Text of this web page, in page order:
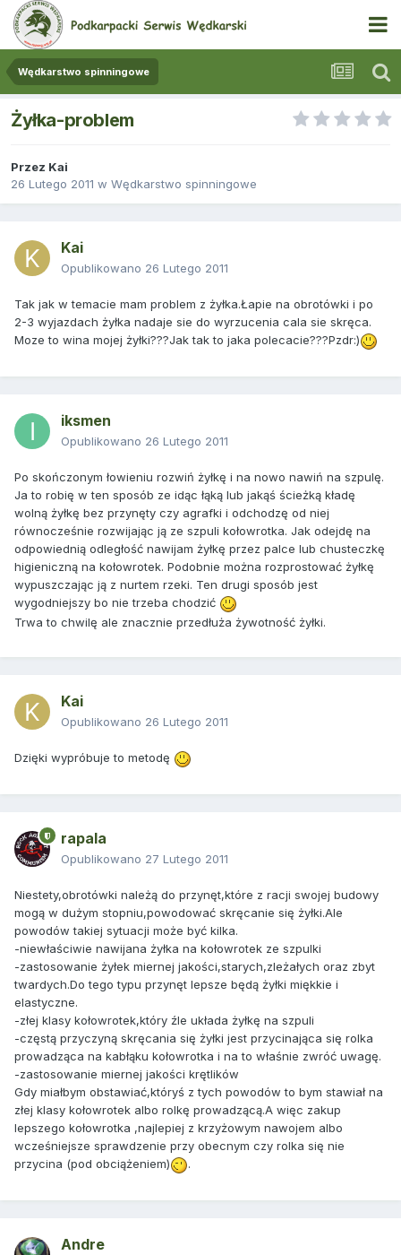
Wędkarstwo spinningowe
Żyłka-problem
Przez Kai
26 Lutego 2011 w Wędkarstwo spinningowe
Kai
Opublikowano 26 Lutego 2011
Tak jak w temacie mam problem z żyłka.Łapie na obrotówki i po
2-3 wyjazdach żyłka nadaje sie do wyrzucenia cala sie skręca.
Moze to wina mojej żyłki???Jak tak to jaka polecacie???Pzdr:)
iksmen
Opublikowano 26 Lutego 2011
Po skończonym łowieniu rozwiń żyłkę i na nowo nawiń na szpulę.
Ja to robię w ten sposób ze idąc łąką lub jakąś ścieżką kładę
wolną żyłkę bez przynęty czy agrafki i odchodzę od niej
równocześnie rozwijając ją ze szpuli kołowrotka. Jak odejdę na
odpowiednią odległość nawijam żyłkę przez palce lub chusteczkę
higieniczną na kołowrotek. Podobnie można rozprostować żyłkę
wypuszczając ją z nurtem rzeki. Ten drugi sposób jest
wygodniejszy bo nie trzeba chodzić
Trwa to chwilę ale znacznie przedłuża żywotność żyłki.
Kai
Opublikowano 26 Lutego 2011
Dzięki wypróbuje to metodę
rapala
Opublikowano 27 Lutego 2011
Niestety,obrotówki należą do przynęt,które z racji swojej budowy
mogą w dużym stopniu,powodować skręcanie się żyłki.Ale
powodów takiej sytuacji może być kilka.
-niewłaściwie nawijana żyłka na kołowrotek ze szpulki
-zastosowanie żyłek miernej jakości,starych,zleżałych oraz zbyt
twardych.Do tego typu przynęt lepsze będą żyłki miękkie i
elastyczne.
-złej klasy kołowrotek,który źle układa żyłkę na szpuli
-częstą przyczyną skręcania się żyłki jest przycinająca się rolka
prowadząca na kabłąku kołowrotka i na to właśnie zwróć uwagę.
-zastosowanie miernej jakości krętlików
Gdy miałbym obstawiać,któryś z tych powodów to bym stawiał na
złej klasy kołowrotek albo rolkę prowadzącą.A więc zakup
lepszego kołowrotka ,najlepiej z krzyżowym nawojem albo
wcześniejsze sprawdzenie przy obecnym czy rolka się nie
przycina (pod obciążeniem)
.
Andre